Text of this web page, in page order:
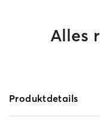
Alles
Produktdetails